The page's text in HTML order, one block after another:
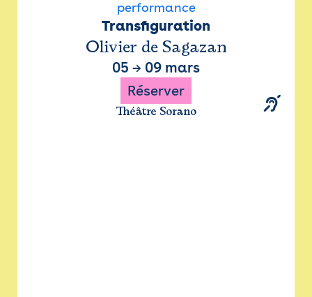
performance
Transfiguration
Olivier de Sagazan
05 → 09 mars
Réserver
Théâtre Sorano